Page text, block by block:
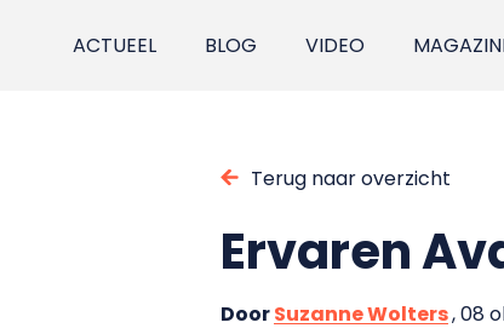
ACTUEEL BLOG VIDEO
Terug naar overzicht
Ervaren
DoorSuzanne Wolters, 08